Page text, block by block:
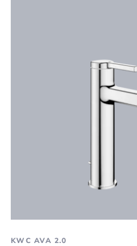
KWC AVA 2.0